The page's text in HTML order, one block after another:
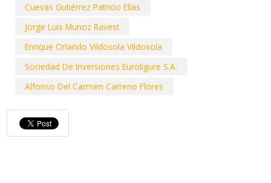
Cuevas Gutiérrez Patricio Elías
Jorge Luis Munoz Ravest
Enrique Orlando Vildosola Vildosola
Sociedad De Inversiones Euroligure S.A.
Alfonso Del Carmen Carreno Flores